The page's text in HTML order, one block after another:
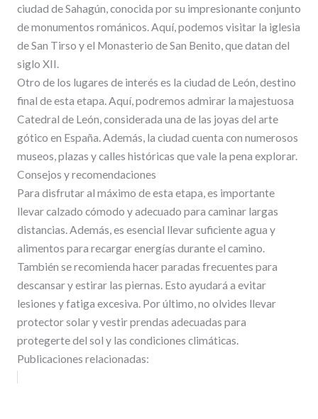
ciudad de Sahagún, conocida por su impresionante conjunto
de monumentos románicos. Aquí, podemos visitar la iglesia
de San Tirso y el Monasterio de San Benito, que datan del
siglo XII.
Otro de los lugares de interés es la ciudad de León, destino
final de esta etapa. Aquí, podremos admirar la majestuosa
Catedral de León, considerada una de las joyas del arte
gótico en España. Además, la ciudad cuenta con numerosos
museos, plazas y calles históricas que vale la pena explorar.
Consejos y recomendaciones
Para disfrutar al máximo de esta etapa, es importante
llevar calzado cómodo y adecuado para caminar largas
distancias. Además, es esencial llevar suficiente agua y
alimentos para recargar energías durante el camino.
También se recomienda hacer paradas frecuentes para
descansar y estirar las piernas. Esto ayudará a evitar
lesiones y fatiga excesiva. Por último, no olvides llevar
protector solar y vestir prendas adecuadas para
protegerte del sol y las condiciones climáticas.
Publicaciones relacionadas: